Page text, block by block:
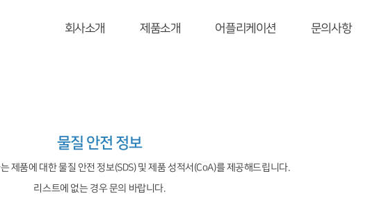
회사소개 제품소개 어플리케이션 문의사항
물질 안전 정보
제품에 대한 물질 안전 정보(SDS) 및 제품 성적서(CoA)를 제공해드립니다.
리스트에 없는 경우 문의 바랍니다.